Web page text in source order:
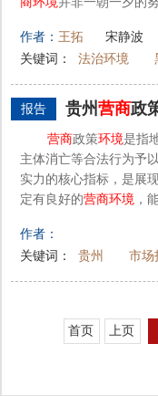
作者： 王拓
宋静波
关键词：
法治环境
报告 贵州营商政
营商政策环境是指
主体消亡等合法行为予
实力的核心指标，是展
定有良好的营商环境 ，
作者：
关键词：
贵州 市场
首页 上页